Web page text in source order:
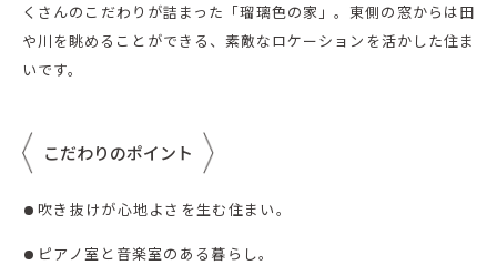
くさんのこだわりが詰まった「瑠璃色の家」。東側の窓からは田
や川を眺めることができる、素敵なロケーションを活かした住ま
いです。
こだわりのポイント
吹き抜けが心地よさを生む住まい。
ピアノ室と音楽室のある暮らし。